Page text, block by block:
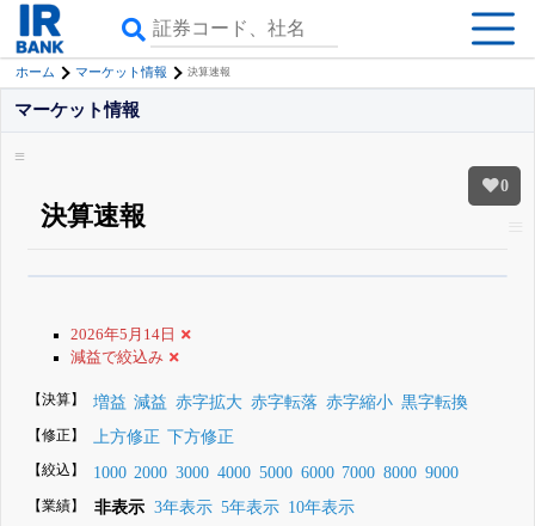
ホーム マーケット情報 決算速報
0
マーケット情報
決算速報
登録すると永久30%OFFと米株版の先行利用も付きます
2026年5月14日
減益で絞込み
【決算】 増益 減益 赤字拡大 赤字転落 赤字縮小 黒字転換
【修正】 上方修正 下方修正
【絞込】 1000 2000 3000 4000 5000 6000 7000 8000 9000
【業績】 非表示 3年表示 5年表示 10年表示